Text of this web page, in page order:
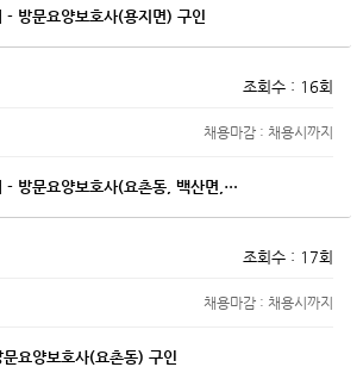
- 방문요양보호사(용지면) 구인
조회수 : 16회
채용마감 : 채용시까지
- 방문요양보호사(요촌동, 백산면,…
조회수 : 17회
채용마감 : 채용시까지
요양보호사(요촌동) 구인